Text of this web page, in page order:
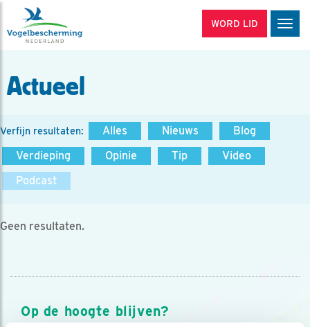
WORD LID
Actueel
Verfijn resultaten: Alles Nieuws
Blog
Verdieping
Opinie Tip
Video
Podcast
Geen resultaten.
Op de hoogte blijven?